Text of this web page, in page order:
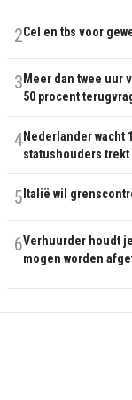
2Cel en tbs voor
3 Meer dan twee
50 procent
4Nederlander wacht
statushouders trekt
5 Italië wil
6Verhuurder houdt
mogen worden